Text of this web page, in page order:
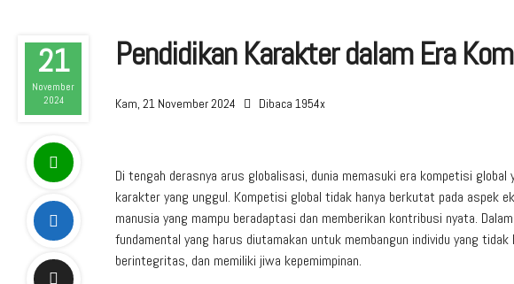
21
November
2024
Pendidikan Karakter dalam Era
Kam, 21 November 2024 Dibaca 1954x
Di tengah derasnya arus globalisasi, dunia memasuki era kompetisi
karakter yang unggul. Kompetisi global tidak hanya berkutat pada aspek
manusia yang mampu beradaptasi dan memberikan kontribusi nyata.
fundamental yang harus diutamakan untuk membangun individu yang
berintegritas, dan memiliki jiwa kepemimpinan.